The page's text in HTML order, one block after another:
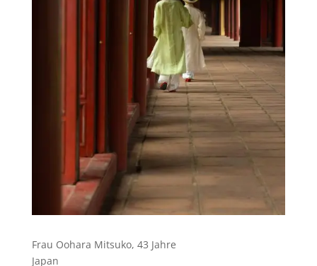
Frau Oohara Mitsuko, 43 Jahre
Japan